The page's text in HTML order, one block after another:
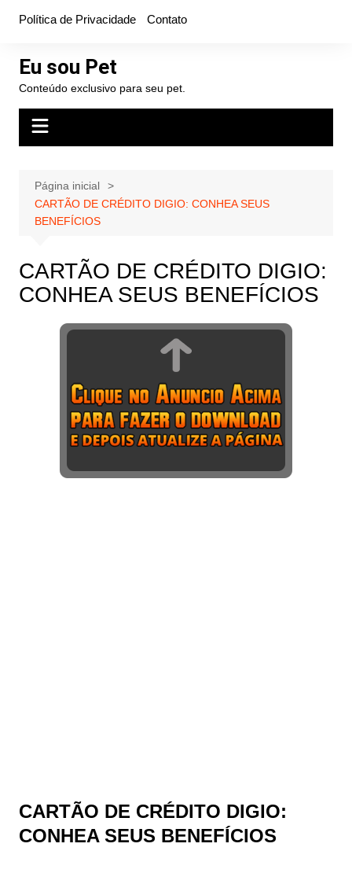
conteúdo
Política de Privacidade Contato
Eu sou Pet
Conteúdo exclusivo para seu pet.
Página inicial
CARTÃO DE CRÉDITO DIGIO: CONHEA SEUS
BENEFÍCIOS
CARTÃO DE CRÉDITO DIGIO:
CONHEA SEUS BENEFÍCIOS
CARTÃO DE CRÉDITO DIGIO:
CONHEA SEUS BENEFÍCIOS